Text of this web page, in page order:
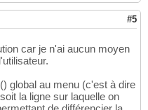
#5
car je n'ai aucun moyen
global au menu (c'est à dire
la ligne sur laquelle on